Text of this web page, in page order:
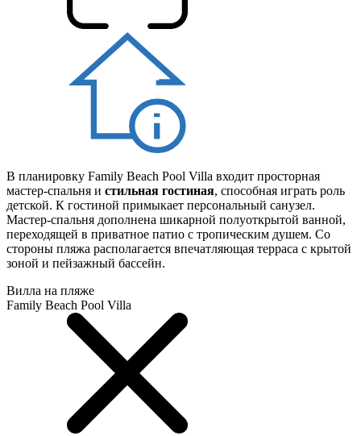
В планировку Family Beach Pool Villa входит просторная
мастер-спальня и стильная гостиная, способная играть роль
детской. К гостиной примыкает персональный санузел.
Мастер-спальня дополнена шикарной полуоткрытой ванной,
переходящей в приватное патио с тропическим душем. Со
стороны пляжа располагается впечатляющая терраса с крытой
зоной и пейзажный бассейн.
Вилла на пляже
Family Beach Pool Villa